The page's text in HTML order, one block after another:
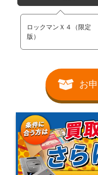
ロックマンＸ４（限定
版）
お